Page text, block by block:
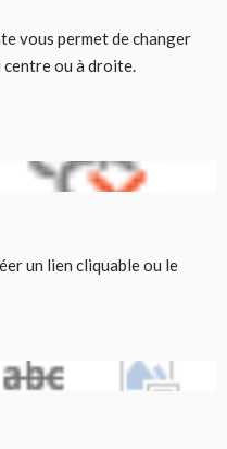
vous permet de changer
centre ou à droite.
un lien cliquable ou le